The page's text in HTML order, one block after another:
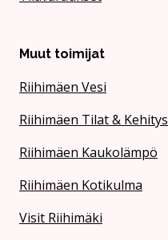
Muut toimijat
Riihimäen Vesi
Riihimäen Tilat & Kehitys
Riihimäen Kaukolämpö
Riihimäen Kotikulma
Visit Riihimäki